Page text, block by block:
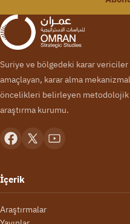
Suriye ve bölgedeki karar
amaçlayan, karar alma
öncelikleri belirleyen metodolojik
araştırma kurumu.
İçerik
Araştırmalar